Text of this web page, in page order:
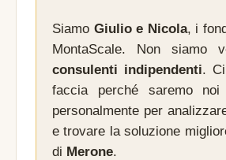
Siamo Giulio e Nicola, i
MontaScale. Non siamo
consulenti indipendenti.
faccia perché saremo
personalmente per
e trovare la soluzione
di Merone.